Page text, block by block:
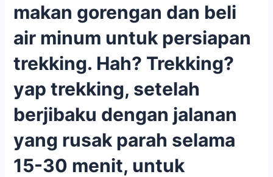
makan gorengan dan beli
air minum untuk persiapan
trekking. Hah? Trekking?
yap trekking, setelah
berjibaku dengan jalanan
yang rusak parah selama
15-30 menit, untuk